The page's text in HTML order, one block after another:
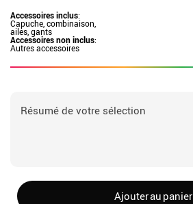
Accessoires inclus:
Capuche, combinaison,
ailes, gants
Accessoires non inclus:
Autres accessoires
Résumé de votre sélection
Ajouter au panier